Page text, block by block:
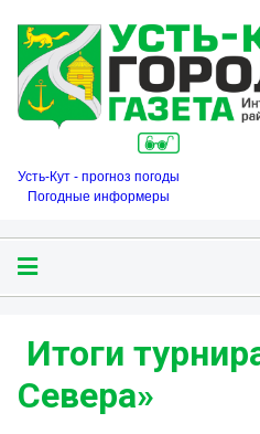
Усть-Кут - прогноз погоды
Погодные информеры
Итоги
Севера»